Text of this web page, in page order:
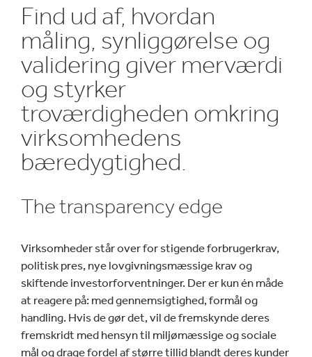
Find ud af, hvordan
måling, synliggørelse og
validering giver merværdi
og styrker
troværdigheden omkring
virksomhedens
bæredygtighed.
The transparency edge
Virksomheder står over for stigende forbrugerkrav,
politisk pres, nye lovgivningsmæssige krav og
skiftende investorforventninger. Der er kun én måde
at reagere på: med gennemsigtighed, formål og
handling. Hvis de gør det, vil de fremskynde deres
fremskridt med hensyn til miljømæssige og sociale
mål og drage fordel af større tillid blandt deres kunder